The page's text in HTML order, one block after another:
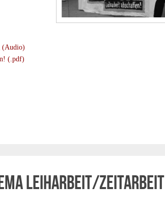
(Audio)
(.pdf)
Leiharbeit/Zeitarbeit